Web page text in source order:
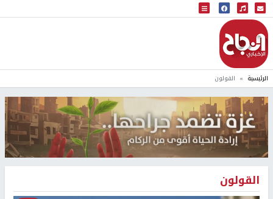
البث المباشر
إذاعة النجاح
الرئيسية القولون
القولون